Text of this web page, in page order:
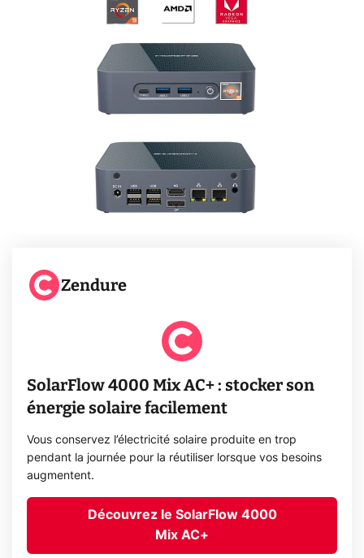
Zendure
SolarFlow 4000 Mix AC+ : stocker son
énergie solaire facilement
Vous conservez l’électricité solaire produite en trop
pendant la journée pour la réutiliser lorsque vos besoins
augmentent.
Découvrez le SolarFlow 4000
Mix AC+